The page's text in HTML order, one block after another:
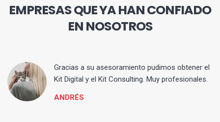
EMPRESAS QUE YA HAN CONFIADO
EN NOSOTROS
Gracias a su asesoramiento pudimos obtener el
Kit Digital y el Kit Consulting. Muy profesionales.
ANDRÉS